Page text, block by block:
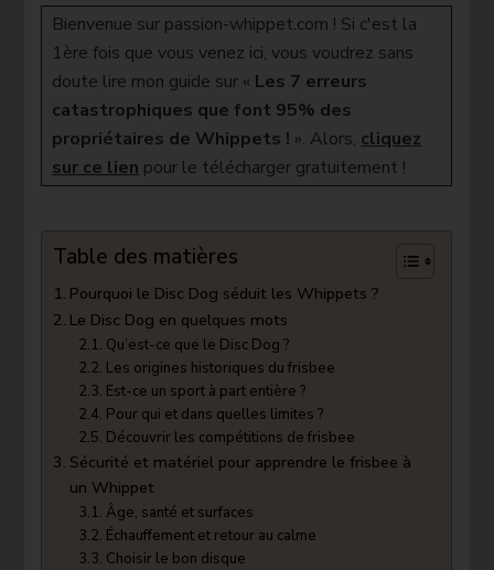
frisbee
un
Guide
Disc
Bienvenue sur passion-whippet.com ! Si c'est la
1ère fois que vous venez ici, vous voudrez sans
doute lire mon guide sur « Les 7 erreurs
catastrophiques que font 95% des
propriétaires de Whippets ! ». Alors, cliquez
sur ce lien pour le télécharger gratuitement !
Table des matières
Pourquoi le Disc Dog séduit les Whippets ?
Le Disc Dog en quelques mots
Qu’est-ce que le Disc Dog ?
Les origines historiques du frisbee
Est-ce un sport à part entière ?
Pour qui et dans quelles limites ?
Découvrir les compétitions de frisbee
Sécurité et matériel pour apprendre le frisbee à
un Whippet
Âge, santé et surfaces
Échauffement et retour au calme
Choisir le bon disque